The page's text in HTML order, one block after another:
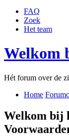
FAQ
Zoek
Het team
Welkom
Hét forum over de
Home
Welkom bij